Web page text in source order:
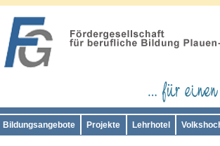
Bildungsangebote Projekte Lehrhotel